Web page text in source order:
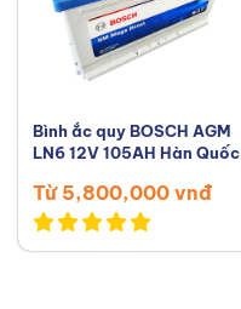
Bình ắc quy BOSCH AGM
LN6 12V 105AH Hàn Quốc
Từ 5,800,000 vnđ